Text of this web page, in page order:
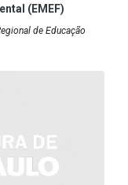
(EMEF)
de Educação